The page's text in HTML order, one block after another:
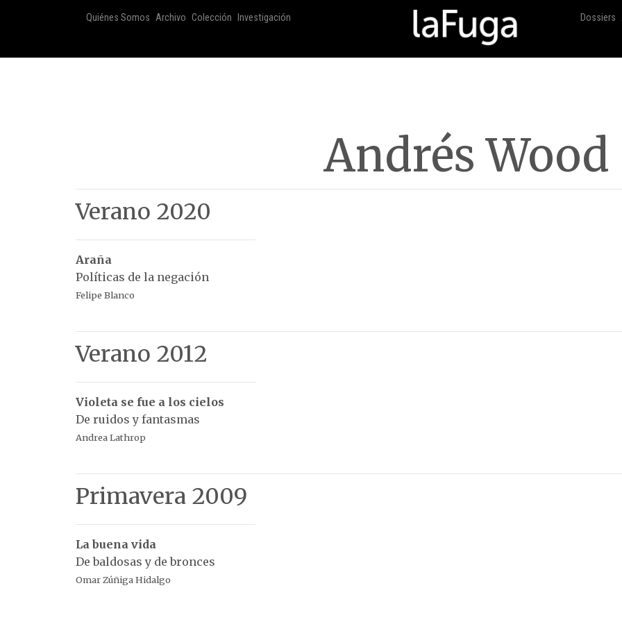
Quiénes Somos Archivo Colección Investigación Dossiers
Andrés Wood
Verano 2020
Araña
Políticas de la negación
Felipe Blanco
Verano 2012
Violeta se fue a los cielos
De ruidos y fantasmas
Andrea Lathrop
Primavera 2009
La buena vida
De baldosas y de bronces
Omar Zúñiga Hidalgo